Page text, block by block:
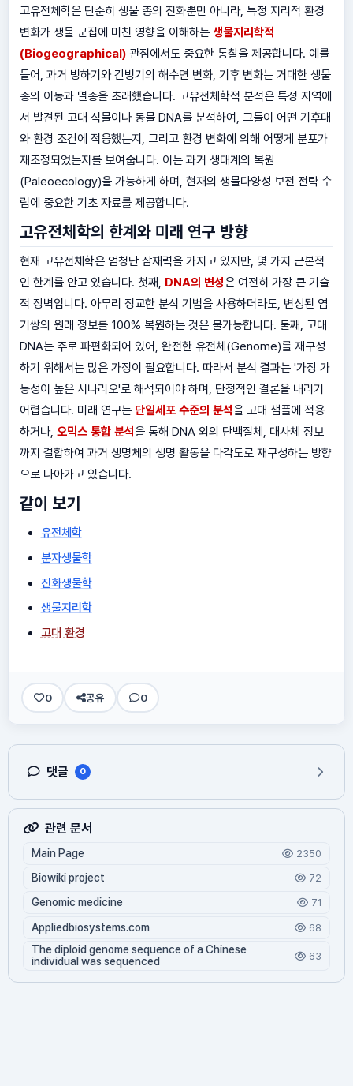
고유전체학은 단순히 생물 종의 진화뿐만 아니라, 특정 지리적 환경
변화가 생물 군집에 미친 영향을 이해하는 생물지리학적
(Biogeographical)관점에서도 중요한 통찰을 제공합니다. 예를
들어, 과거 빙하기와 간빙기의 해수면 변화, 기후 변화는 거대한 생물
종의 이동과 멸종을 초래했습니다. 고유전체학적 분석은 특정 지역에
서 발견된 고대 식물이나 동물 DNA를 분석하여, 그들이 어떤 기후대
와 환경 조건에 적응했는지, 그리고 환경 변화에 의해 어떻게 분포가
재조정되었는지를 보여줍니다. 이는 과거 생태계의 복원
(Paleoecology)을 가능하게 하며, 현재의 생물다양성 보전 전략 수
립에 중요한 기초 자료를 제공합니다.
고유전체학의 한계와 미래 연구 방향
현재 고유전체학은 엄청난 잠재력을 가지고 있지만, 몇 가지 근본적
인 한계를 안고 있습니다. 첫째, DNA의 변성은 여전히 가장 큰 기술
적 장벽입니다. 아무리 정교한 분석 기법을 사용하더라도, 변성된 염
기쌍의 원래 정보를 100% 복원하는 것은 불가능합니다. 둘째, 고대
DNA는 주로 파편화되어 있어, 완전한 유전체(Genome)를 재구성
하기 위해서는 많은 가정이 필요합니다. 따라서 분석 결과는 '가장 가
능성이 높은 시나리오'로 해석되어야 하며, 단정적인 결론을 내리기
어렵습니다. 미래 연구는 단일세포 수준의 분석을 고대 샘플에 적용
하거나, 오믹스 통합 분석을 통해 DNA 외의 단백질체, 대사체 정보
까지 결합하여 과거 생명체의 생명 활동을 다각도로 재구성하는 방향
으로 나아가고 있습니다.
같이 보기
유전체학
분자생물학
진화생물학
생물지리학
고대 환경
0 공유 0
댓글 0
관련 문서
Main Page 2350
Biowiki project 72
Genomic medicine 71
Appliedbiosystems.com 68
The diploid genome sequence of a Chinese
individual was sequenced
63